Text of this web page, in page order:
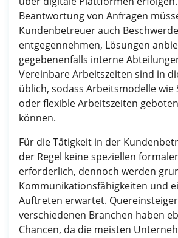
Beantwortung von Anfragen
Kundenbetreuer auch
entgegennehmen, Lösungen
gegebenenfalls interne
Vereinbare Arbeitszeiten sind in
üblich, sodass Arbeitsmodelle
oder flexible Arbeitszeiten
können.
Für die Tätigkeit in der
der Regel keine speziellen
erforderlich, dennoch werden
Kommunikationsfähigkeiten und
Auftreten erwartet.
verschiedenen Branchen haben
Chancen, da die meisten